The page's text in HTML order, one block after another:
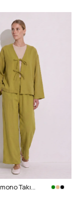
Bağcıklı Kimono Takım 26610 - YAĞ YEŞİLİ